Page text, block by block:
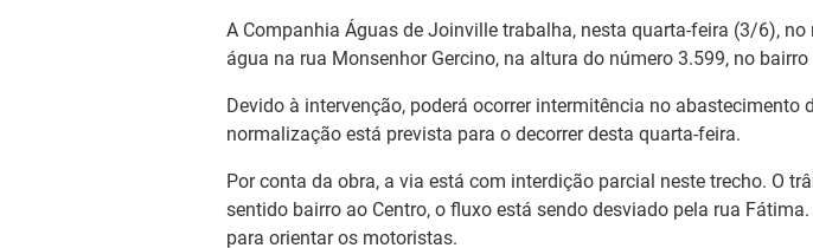
A Companhia Águas de Joinville trabalha, nesta quarta-feira (3/6),
água na rua Monsenhor Gercino, na altura do número 3.599, no bairro
Devido à intervenção, poderá ocorrer intermitência no
normalização está prevista para o decorrer desta quarta-feira.
Por conta da obra, a via está com interdição parcial neste trecho. O
sentido bairro ao Centro, o fluxo está sendo desviado pela rua
para orientar os motoristas.